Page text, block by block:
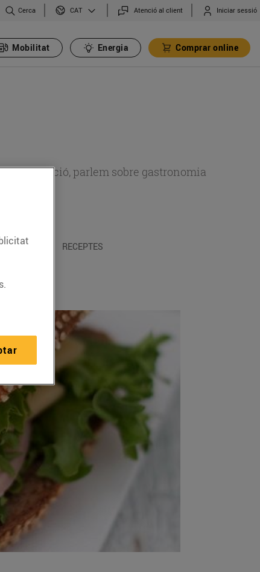
Cerca CAT Atenció al client Iniciar sessió
Mobilitat Energia Comprar online
alimentació, parlem sobre gastronomia
RECEPTES